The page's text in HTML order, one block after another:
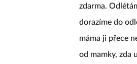
zdarma.
dorazíme do
máma ji přece
od mamky, zda